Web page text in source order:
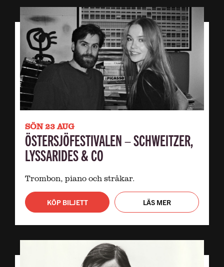
SÖN 23 AUG
ÖSTERSJÖFESTIVALEN – SCHWEITZER,
LYSSARIDES & CO
Trombon, piano och stråkar.
KÖP BILJETT LÄS MER